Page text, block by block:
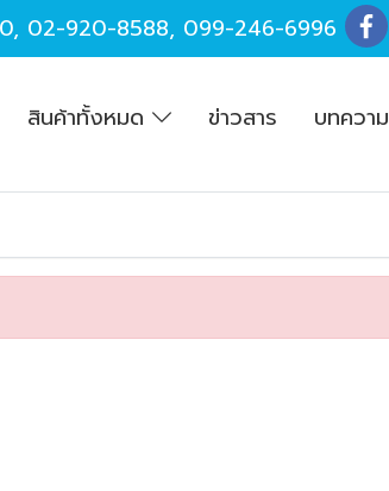
, 02-920-8588, 099-246-6996
สินค้าทั้งหมด ข่าวสาร บทความ